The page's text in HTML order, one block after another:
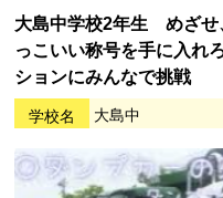
大島中学校2年生 めざせ
っこいい称号を手に入れ
ションにみんなで挑戦
学校名 大島中